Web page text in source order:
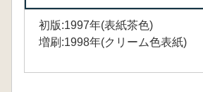
初版:1997年(表紙茶色)
増刷:1998年(クリーム色表紙)